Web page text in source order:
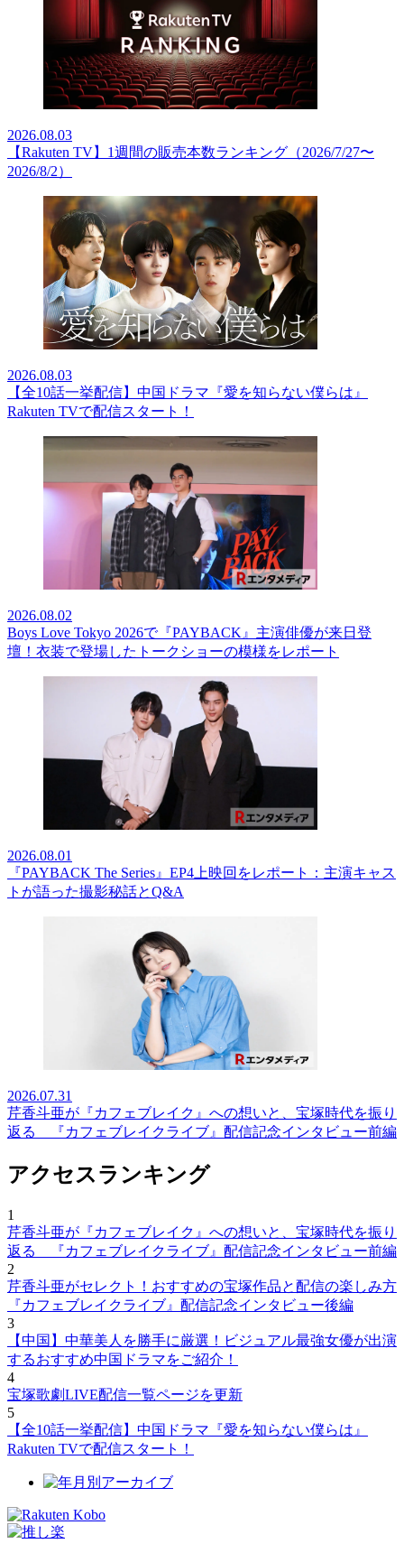
2026.08.03
【Rakuten TV】1週間の販売本数ランキング（2026/7/27〜
2026/8/2）
2026.08.03
【全10話一挙配信】中国ドラマ『愛を知らない僕らは』
Rakuten TVで配信スタート！
2026.08.02
Boys Love Tokyo 2026で『PAYBACK』主演俳優が来日登
壇！衣装で登場したトークショーの模様をレポート
2026.08.01
『PAYBACK The Series』EP4上映回をレポート：主演キャス
トが語った撮影秘話とQ&A
2026.07.31
芹香斗亜が『カフェブレイク』への想いと、宝塚時代を振り
返る 『カフェブレイクライブ』配信記念インタビュー前編
アクセスランキング
1
芹香斗亜が『カフェブレイク』への想いと、宝塚時代を振り
返る 『カフェブレイクライブ』配信記念インタビュー前編
2
芹香斗亜がセレクト！おすすめの宝塚作品と配信の楽しみ方
『カフェブレイクライブ』配信記念インタビュー後編
3
【中国】中華美人を勝手に厳選！ビジュアル最強女優が出演
するおすすめ中国ドラマをご紹介！
4
宝塚歌劇LIVE配信一覧ページを更新
5
【全10話一挙配信】中国ドラマ『愛を知らない僕らは』
Rakuten TVで配信スタート！